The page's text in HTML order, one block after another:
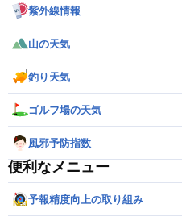
紫外線情報
山の天気
釣り天気
ゴルフ場の天気
風邪予防指数
便利なメニュー
予報精度向上の取り組み